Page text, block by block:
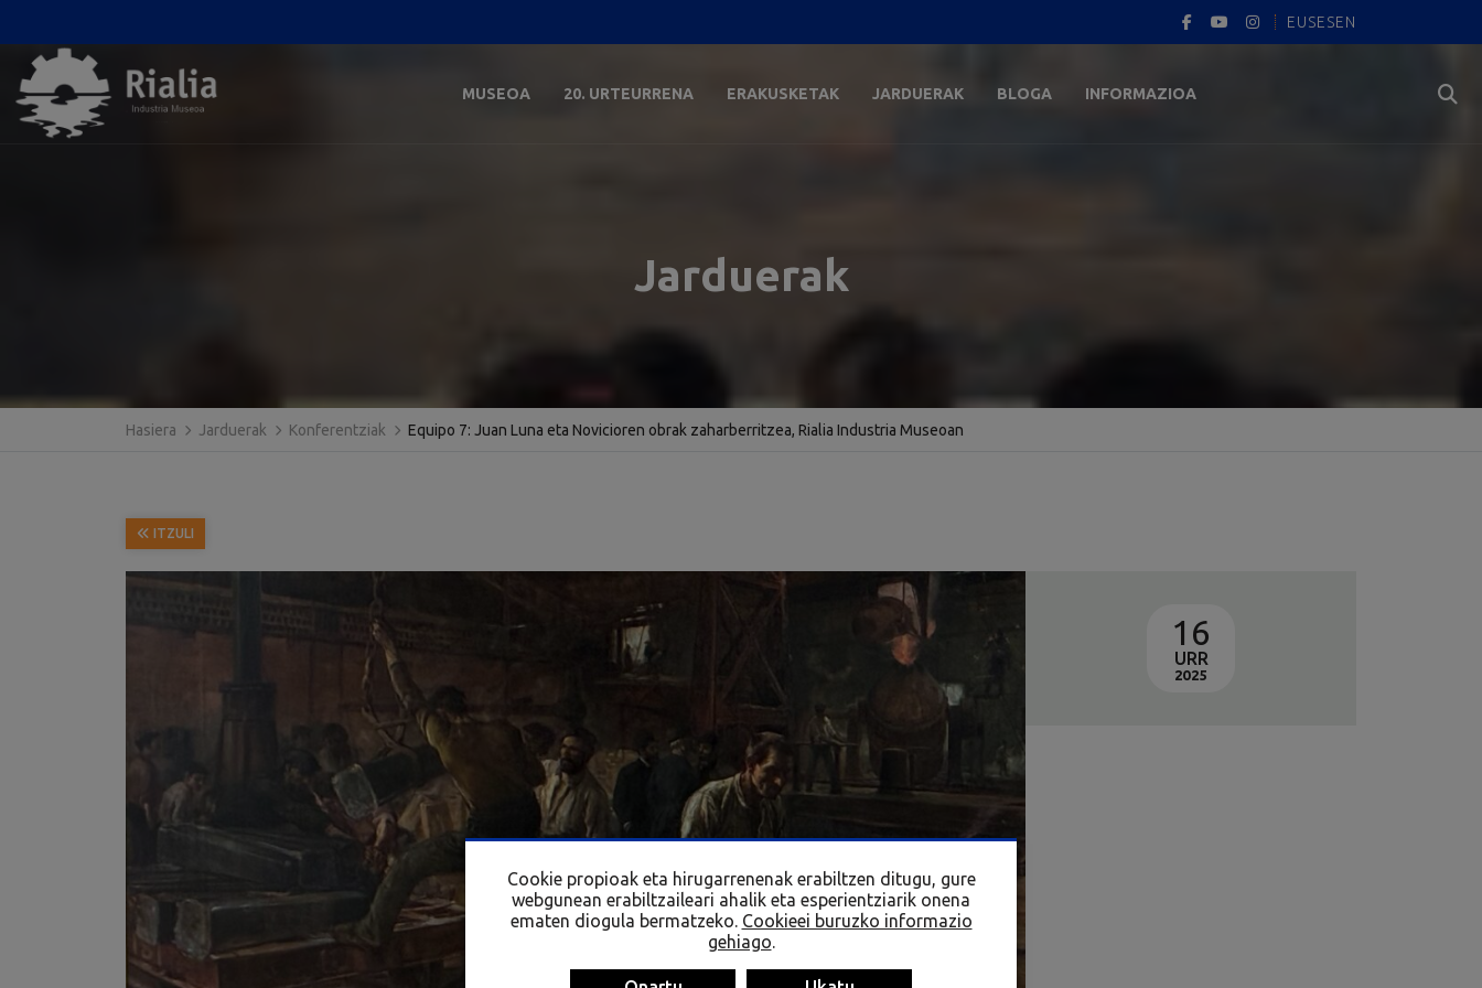
EUSESEN
MUSEOA 20. URTEURRENA ERAKUSKETAK JARDUERAK BLOGA INFORMAZIOA
Jarduerak
Hasiera Jarduerak Konferentziak Equipo 7: Juan Luna eta Novicioren obrak zaharberritzea, Rialia Industria Museoan
ITZULI
16
URR
2025
Cookie propioak eta hirugarrenenak erabiltzen ditugu, gure
webgunean erabiltzaileari ahalik eta esperientziarik onena
ematen diogula bermatzeko. Cookieei buruzko informazio
gehiago.